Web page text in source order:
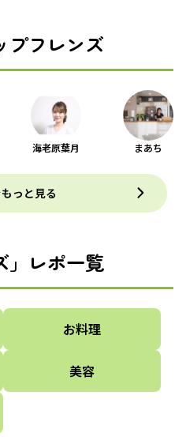
プフレンズ
海老原葉月 まあち
っと見る
」レポ一覧
お料理
美容